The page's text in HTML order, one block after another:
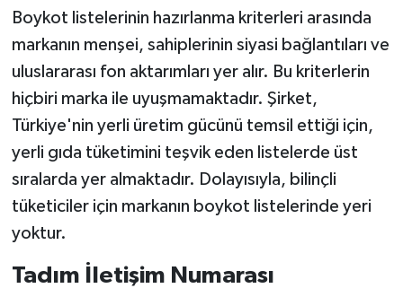
Boykot listelerinin hazırlanma kriterleri arasında
markanın menşei, sahiplerinin siyasi bağlantıları ve
uluslararası fon aktarımları yer alır. Bu kriterlerin
hiçbiri marka ile uyuşmamaktadır. Şirket,
Türkiye'nin yerli üretim gücünü temsil ettiği için,
yerli gıda tüketimini teşvik eden listelerde üst
sıralarda yer almaktadır. Dolayısıyla, bilinçli
tüketiciler için markanın boykot listelerinde yeri
yoktur.
Tadım İletişim Numarası